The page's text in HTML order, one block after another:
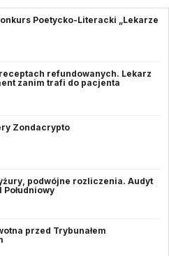
Poetycko-Literacki „Lekarze
refundowanych. Lekarz
zanim trafi do pacjenta
Zondacrypto
podwójne rozliczenia. Audyt
przed Trybunałem